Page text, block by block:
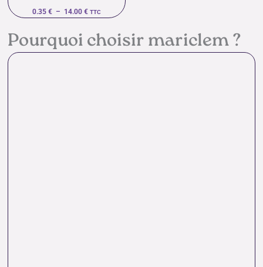
0.35€ – 14.00€ TTC
Pourquoi choisir mariclem ?